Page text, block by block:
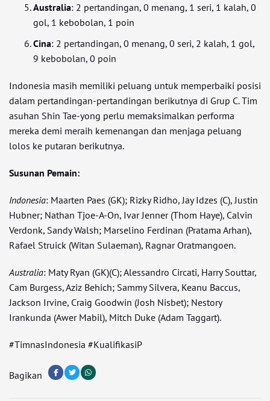
Australia: 2 pertandingan, 0 menang, 1 seri, 1 kalah, 0
gol, 1 kebobolan, 1 poin
Cina: 2 pertandingan, 0 menang, 0 seri, 2 kalah, 1 gol,
9 kebobolan, 0 poin
Indonesia masih memiliki peluang untuk memperbaiki posisi
dalam pertandingan-pertandingan berikutnya di Grup C. Tim
asuhan Shin Tae-yong perlu memaksimalkan performa
mereka demi meraih kemenangan dan menjaga peluang
lolos ke putaran berikutnya.
Susunan Pemain:
Indonesia: Maarten Paes (GK); Rizky Ridho, Jay Idzes (C), Justin
Hubner; Nathan Tjoe-A-On, Ivar Jenner (Thom Haye), Calvin
Verdonk, Sandy Walsh; Marselino Ferdinan (Pratama Arhan),
Rafael Struick (Witan Sulaeman), Ragnar Oratmangoen.
Australia: Maty Ryan (GK)(C); Alessandro Circati, Harry Souttar,
Cam Burgess, Aziz Behich; Sammy Silvera, Keanu Baccus,
Jackson Irvine, Craig Goodwin (Josh Nisbet); Nestory
Irankunda (Awer Mabil), Mitch Duke (Adam Taggart).
#TimnasIndonesia #KualifikasiP
Bagikan